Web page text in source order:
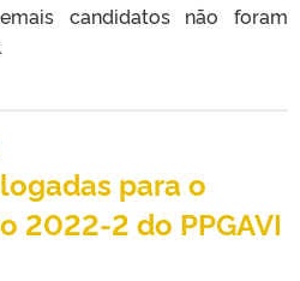
candidatos não foram
para o
2022-2 do PPGAVI